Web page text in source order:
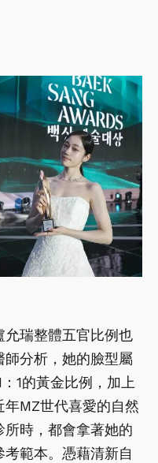
允瑞整體五官比例也
分析，她的臉型屬
1的黃金比例，加上
MZ世代喜愛的自然
時，都會拿著她的
範本。憑藉清新自